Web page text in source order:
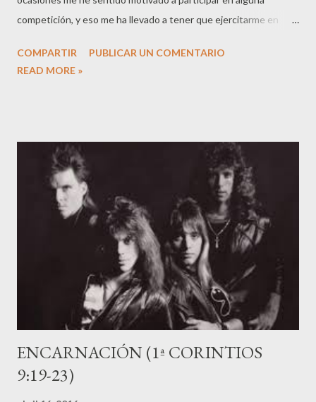
competición, y eso me ha llevado a tener que ejercitarme en
cambios de ritmo para correr más rápido y aun cuidarme en la
todos los que participan en una competición atlética, solo uno
recibe el premio. ¡Corred como para ganar! Y ya veis de cuántas
cosas se privan los que se entrenan con vistas a una prueba
deportiva. Ellos lo hacen para conseguir una corona que se
marchita; nosotros, en cambio, aspiramos a un trofeo
imperecedero. En cuanto a mí, no corro a ciegas, ni lucho como
quien da golpes al ...
COMPARTIR
PUBLICAR UN COMENTARIO
READ MORE »
ENCARNACIÓN (1ª CORINTIOS
9:19-23)